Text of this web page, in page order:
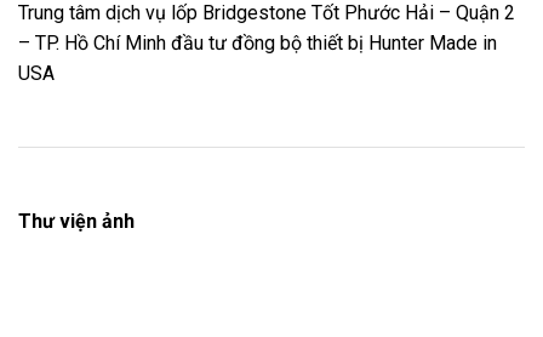
Trung tâm dịch vụ lốp Bridgestone Tốt Phước Hải – Quận 2
– TP. Hồ Chí Minh đầu tư đồng bộ thiết bị Hunter Made in
USA
Thư viện ảnh